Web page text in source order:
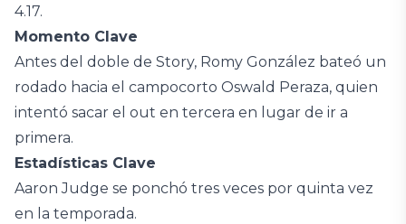
4.17.
Momento Clave
Antes del doble de Story, Romy González bateó un
rodado hacia el campocorto Oswald Peraza, quien
intentó sacar el out en tercera en lugar de ir a
primera.
Estadísticas Clave
Aaron Judge se ponchó tres veces por quinta vez
en la temporada.